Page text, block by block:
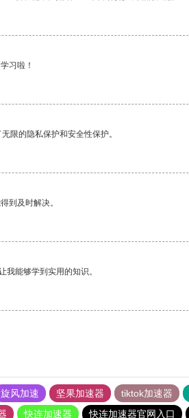
习啦！
限的隐私保护和安全性保护。
到及时解决。
我能够学到实用的知识。
旋风加速 坚果加速器 tiktok加速器
快连加速器 快连加速器官网入口